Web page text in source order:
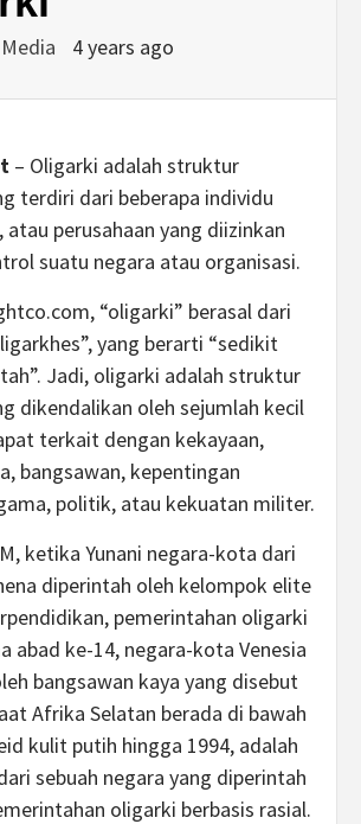
4 years ago
– Oligarki adalah struktur
terdiri dari beberapa individu
perusahaan yang diizinkan
suatu negara atau organisasi.
“oligarki” berasal dari
yang berarti “sedikit
Jadi, oligarki adalah struktur
dikendalikan oleh sejumlah kecil
terkait dengan kekayaan,
bangsawan, kepentingan
politik, atau kekuatan militer.
ketika Yunani negara-kota dari
diperintah oleh kelompok elite
pemerintahan oligarki
abad ke-14, negara-kota Venesia
bangsawan kaya yang disebut
Afrika Selatan berada di bawah
kulit putih hingga 1994, adalah
sebuah negara yang diperintah
oligarki berbasis rasial.